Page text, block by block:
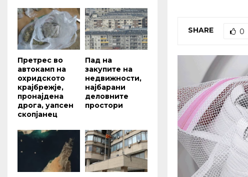
SHARE 0
Претрес во
автокамп на
охридското
крајбрежје,
пронајдена
дрога, уапсен
скопјанец
Пад на
закупите на
недвижности,
најбарани
деловните
простори